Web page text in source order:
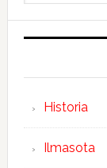
Historia
Ilmasota